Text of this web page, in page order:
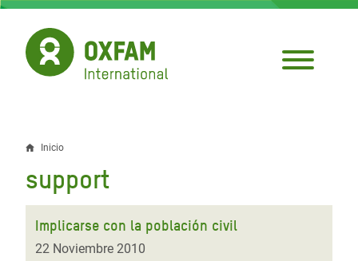
Pasar
contenido
principal
Sobrescribir
enlaces
de
ayuda
Inicio
support
Implicarse con la población civil
22 Noviembre 2010